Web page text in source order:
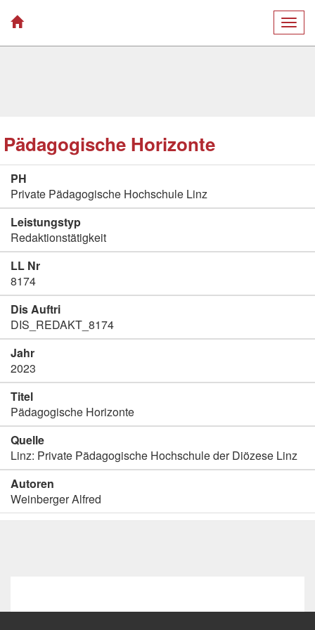
Pädagogische Horizonte
PH
Private Pädagogische Hochschule Linz
Leistungstyp
Redaktionstätigkeit
LL Nr
8174
Dis Auftri
DIS_REDAKT_8174
Jahr
2023
Titel
Pädagogische Horizonte
Quelle
Linz: Private Pädagogische Hochschule der Diözese Linz
Autoren
Weinberger Alfred